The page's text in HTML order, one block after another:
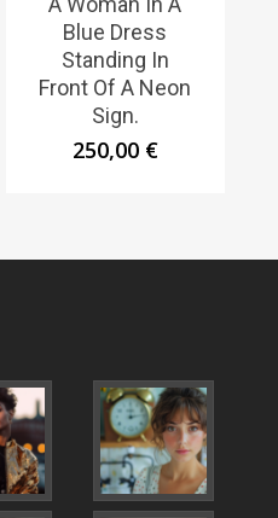
Blue Dress
Standing In
Front Of A Neon
Sign.
250,00 €